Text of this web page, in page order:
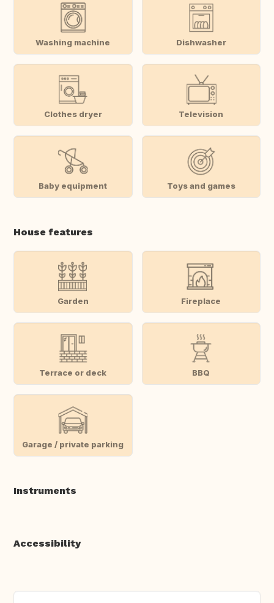
Washing machine Dishwasher
Clothes dryer Television
Baby equipment Toys and games
House features
Garden Fireplace
Terrace or deck BBQ
Garage / private parking
Instruments
Accessibility